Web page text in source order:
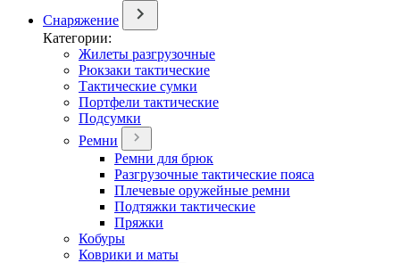
Снаряжение
Категории:
Жилеты разгрузочные
Рюкзаки тактические
Тактические сумки
Портфели тактические
Подсумки
Ремни
Ремни для брюк
Разгрузочные тактические пояса
Плечевые оружейные ремни
Подтяжки тактические
Пряжки
Кобуры
Коврики и маты